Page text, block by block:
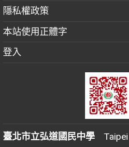
隱私權政策
本站使用正體字
登入
臺北市立弘道國民中學 Taipei